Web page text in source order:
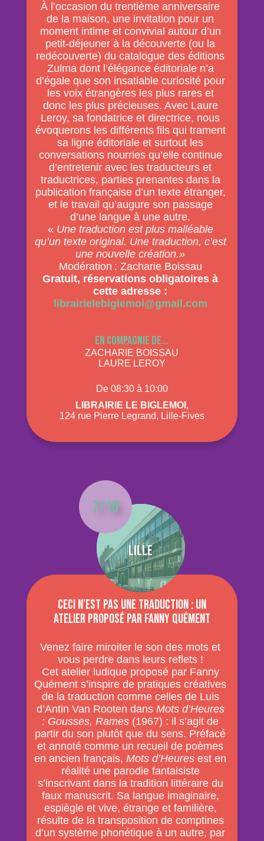
À l’occasion du trentième anniversaire
de la maison, une invitation pour un
moment intime et convivial autour d’un
petit-déjeuner à la découverte (ou la
redécouverte) du catalogue des éditions
Zulma dont l’élégance éditoriale n’a
d’égale que son insatiable curiosité pour
les voix étrangères les plus rares et
donc les plus précieuses. Avec Laure
Leroy, sa fondatrice et directrice, nous
évoquerons les différents fils qui trament
sa ligne éditoriale et surtout les
conversations nourries qu’elle continue
d’entretenir avec les traducteurs et
traductrices, parties prenantes dans la
publication française d’un texte étranger,
et le travail qu’augure son passage
d’une langue à une autre.
« Une traduction est plus malléable
qu’un texte original. Une traduction, c’est
une nouvelle création.»
Modération : Zacharie Boissau
Gratuit, réservations obligatoires à
cette adresse :
librairielebiglemoi@gmail.com
En compagnie de...
ZACHARIE BOISSAU
LAURE LEROY
De 08:30 à 10:00
Librairie Le Biglemoi,
124 rue Pierre Legrand, Lille-Fives
7/10
Lille
Ceci n’est pas une traduction : un
atelier proposé par Fanny Quément
Venez faire miroiter le son des mots et
vous perdre dans leurs reflets !
Cet atelier ludique proposé par Fanny
Quément s’inspire de pratiques créatives
de la traduction comme celles de Luis
d’Antin Van Rooten dans Mots d’Heures
: Gousses, Rames (1967) : il s’agit de
partir du son plutôt que du sens. Préfacé
et annoté comme un recueil de poèmes
en ancien français,Mots d’Heures est en
réalité une parodie fantaisiste
s’inscrivant dans la tradition littéraire du
faux manuscrit. Sa langue imaginaire,
espiègle et vive, étrange et familière,
résulte de la transposition de comptines
d’un système phonétique à un autre, par